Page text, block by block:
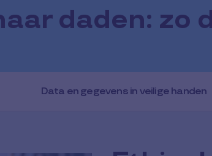
daden: zo
Data en gegevens in veilige handen